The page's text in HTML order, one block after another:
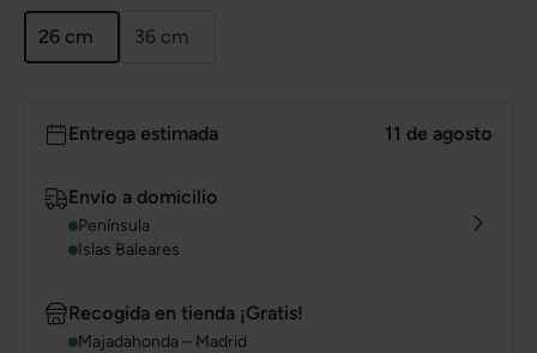
26 cm 36 cm
Entrega estimada 11 de agosto
Envío a domicilio
Península
Islas Baleares
Recogida en tienda ¡Gratis!
Majadahonda – Madrid